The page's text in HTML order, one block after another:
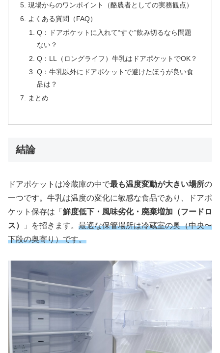
現場からのワンポイント（酪農者としての実務観点）
よくある質問（FAQ）
Q：ドアポケットに入れて“すぐ”飲み切るなら問題
ない？
Q：LL（ロングライフ）牛乳はドアポケットでOK？
Q：牛乳以外にドアポケットで避けたほうが良い食
品は？
まとめ
結論
ドアポケットは冷蔵庫の中で最も温度変動が大きい場所の
一つです。牛乳は温度の変化に敏感な食品であり、ドアポ
ケット保存は「 鮮度低下・風味劣化・廃棄増加（フードロ
ス）
」を招きます。 最適な保管場所は冷蔵室の奥（中央〜
下段の奥寄り）です。